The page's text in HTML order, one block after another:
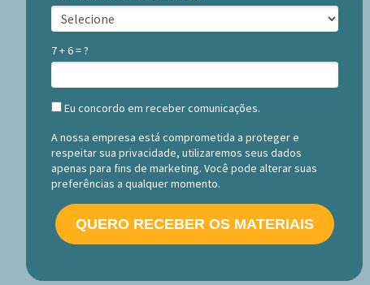
7 + 6 = ?
Eu concordo em receber comunicações.
A nossa empresa está comprometida a proteger e
respeitar sua privacidade, utilizaremos seus dados
apenas para fins de marketing. Você pode alterar suas
preferências a qualquer momento.
QUERO RECEBER OS MATERIAIS